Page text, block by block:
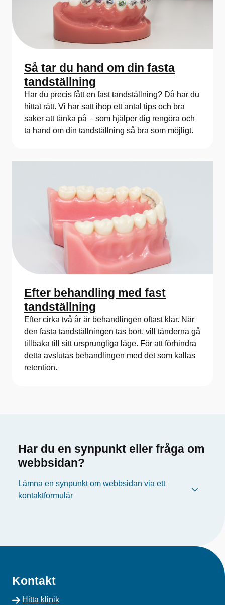
Så tar du hand om din fasta
tandställning
Har du precis fått en fast tandställning? Då har du
hittat rätt. Vi har satt ihop ett antal tips och bra
saker att tänka på – som hjälper dig rengöra och
ta hand om din tandställning så bra som möjligt.
Efter behandling med fast
tandställning
Efter cirka två år är behandlingen oftast klar. När
den fasta tandställningen tas bort, vill tänderna gå
tillbaka till sitt ursprungliga läge. För att förhindra
detta avslutas behandlingen med det som kallas
retention.
Har du en synpunkt eller fråga om
webbsidan?
Lämna en synpunkt om webbsidan via ett
kontaktformulär
Kontakt
Hitta klinik